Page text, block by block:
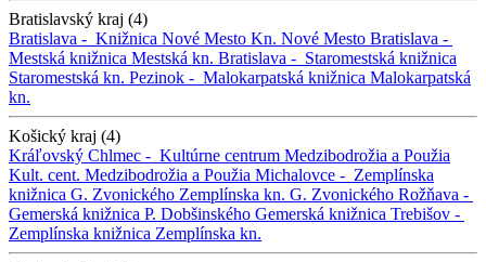
Bratislavský kraj (4)
Bratislava - Knižnica Nové Mesto Kn. Nové Mesto Bratislava -
Mestská knižnica Mestská kn. Bratislava - Staromestská knižnica
Staromestská kn. Pezinok - Malokarpatská knižnica Malokarpatská
kn.
Košický kraj (4)
Kráľovský Chlmec - Kultúrne centrum Medzibodrožia a Použia
Kult. cent. Medzibodrožia a Použia Michalovce - Zemplínska
knižnica G. Zvonického Zemplínska kn. G. Zvonického Rožňava -
Gemerská knižnica P. Dobšinského Gemerská knižnica Trebišov -
Zemplínska knižnica Zemplínska kn.